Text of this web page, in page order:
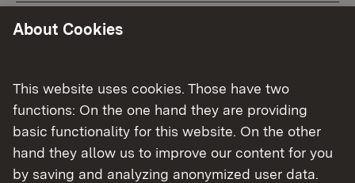
Einführung des Stiftungsregisters zum 01.
Januar 2028
Topic overview
Topic overview
About Cookies
This website uses cookies. Those have two
functions: On the one hand they are providing
basic functionality for this website. On the other
hand they allow us to improve our content for you
by saving and analyzing anonymized user data.